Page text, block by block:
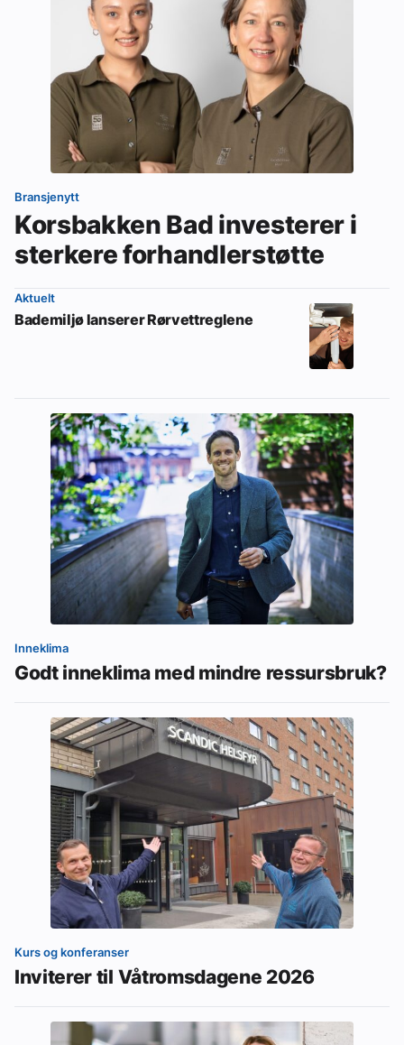
Bransjenytt
Korsbakken Bad investerer i
sterkere forhandlerstøtte
Aktuelt
Bademiljø lanserer Rørvettreglene
Inneklima
Godt inneklima med mindre ressursbruk?
Kurs og konferanser
Inviterer til Våtromsdagene 2026